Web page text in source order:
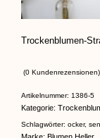
Trockenblumen-
(0 Kundenrezensionen)
Artikelnummer: 1386-5
Kategorie:
Schlagwörter: ocker,